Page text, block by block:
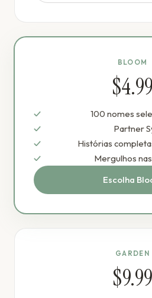
BLOOM
$4.99
100 nomes
Partner
Histórias
Mergulhos
Escolha
GARDEN
$9.99